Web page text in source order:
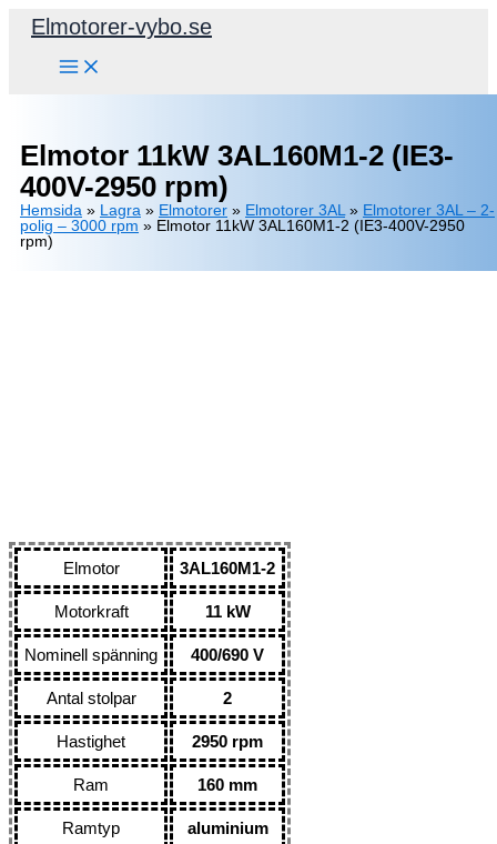
Hoppa
Elmotorer-vybo.se
Elmotor 11kW 3AL160M1-2 (IE3-
400V-2950 rpm)
Hemsida » Lagra » Elmotorer » Elmotorer 3AL » Elmotorer 3AL – 2-
polig – 3000 rpm » Elmotor 11kW 3AL160M1-2 (IE3-400V-2950
rpm)
Elmotor 3AL160M1-2
Motorkraft 11 kW
Nominell spänning 400/690 V
Antal stolpar 2
Hastighet 2950 rpm
Ram 160 mm
Ramtyp aluminium